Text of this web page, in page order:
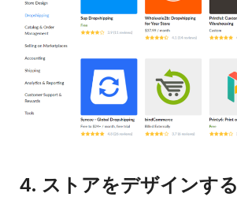
4. ストアをデザインする